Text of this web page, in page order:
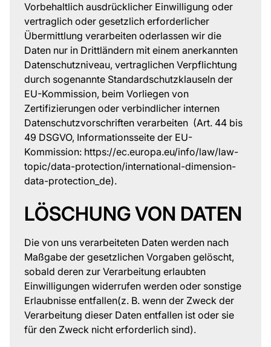
Vorbehaltlich ausdrücklicher Einwilligung oder
vertraglich oder gesetzlich erforderlicher
Übermittlung verarbeiten oderlassen wir die
Daten nur in Drittländern mit einem anerkannten
Datenschutzniveau, vertraglichen Verpflichtung
durch sogenannte Standardschutzklauseln der
EU-Kommission, beim Vorliegen von
Zertifizierungen oder verbindlicher internen
Datenschutzvorschriften verarbeiten (Art. 44 bis
49 DSGVO, Informationsseite der EU-
Kommission: https://ec.europa.eu/info/law/law-
topic/data-protection/international-dimension-
data-protection_de).
LÖSCHUNG VON DATEN
Die von uns verarbeiteten Daten werden nach
Maßgabe der gesetzlichen Vorgaben gelöscht,
sobald deren zur Verarbeitung erlaubten
Einwilligungen widerrufen werden oder sonstige
Erlaubnisse entfallen(z. B. wenn der Zweck der
Verarbeitung dieser Daten entfallen ist oder sie
für den Zweck nicht erforderlich sind).